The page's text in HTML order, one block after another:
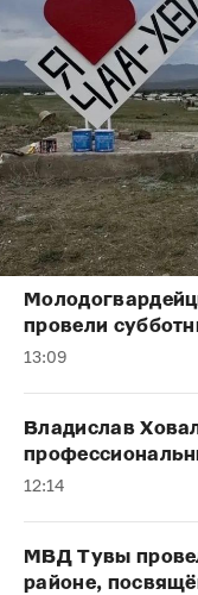
провели
13:09
Владислав
12:14
МВД Тувы
районе,